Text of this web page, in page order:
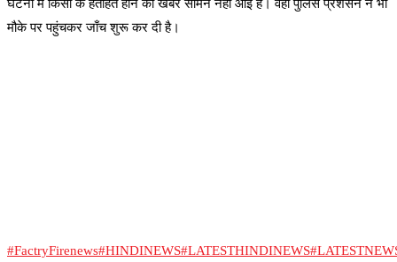
घटना में किसी के हताहत होने की खबर सामने नहीं आई है। वहीं पुलिस प्रशसन ने भी
मौके पर पहुंचकर जाँच शुरू कर दी है।
#FactryFirenews#HINDINEWS#LATESTHINDINEWS